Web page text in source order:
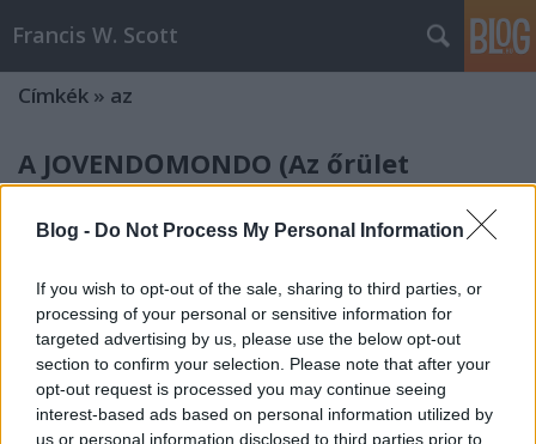
Blog - Do Not Process My Personal Information
If you wish to opt-out of the sale, sharing to third parties, or
processing of your personal or sensitive information for
targeted advertising by us, please use the below opt-out
section to confirm your selection. Please note that after your
opt-out request is processed you may continue seeing
interest-based ads based on personal information utilized by
us or personal information disclosed to third parties prior to
Francis W. Scott
Címkék » az
A JÖVENDŐMONDÓ (Az őrület
Francis W. Scott •2008. június 07.
Egy elfüggönyzött, sötét házban élt egy külvárosi
utcában. Tökéletes lakhely volt ez számára. Az
állandó csend, a félhomály és a magány lehetővé
tették, hogy kiürítse gondolatait, és agyából kinyúló,
láthatatlan csápjaival turkáljon a jövő történései
közt.…